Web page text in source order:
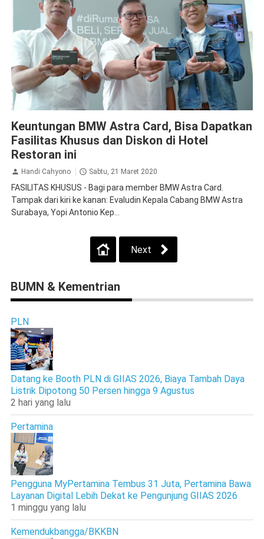
Keuntungan BMW Astra Card, Bisa Dapatkan
Fasilitas Khusus dan Diskon di Hotel
Restoran ini
Handi Cahyono Sabtu, 21 Maret 2020
FASILITAS KHUSUS - Bagi para member BMW Astra Card.
Tampak dari kiri ke kanan: Evaludin Kepala Cabang BMW Astra
Surabaya, Yopi Antonio Kep...
Next
BUMN & Kementrian
PLN
Datang ke Booth PLN di GIIAS 2026, Biaya Tambah Daya
Listrik Dipotong 50 Persen hingga 9 Agustus
2 hari yang lalu
Pertamina
Pengguna MyPertamina Tembus 31 Juta, Pertamina Bawa
Layanan Digital Lebih Dekat ke Pengunjung GIIAS 2026
1 minggu yang lalu
Kemendukbangga/BKKBN